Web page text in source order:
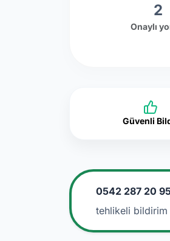
2
Onaylı
Güvenli
0542 287 20
tehlikeli bildirim